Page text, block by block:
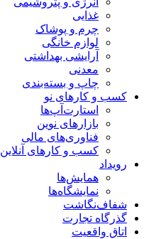
غذایی
چرم و پوشاک
لوازم خانگی
آرایشی بهداشتی
معدنی
چاپ و بسته‌بندی
کسب و کارهای نو
استارت‌آپ‌ها
بازارهای نوین
فناوری‌های مالی
کسب و کارهای آنلاین
رویداد
همایش‌ها
نمایشگاه‌ها
شفاف‌نگاشت
گذرگاه تجارت
اتاق واقعیت